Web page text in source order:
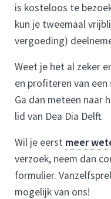
is kosteloos te
kun je tweemaal
vergoeding)
Weet je het al zeker
en profiteren van
Ga dan meteen naar
lid van Dea Dia Delft.
Wil je eerst meer
verzoek, neem dan
formulier.
mogelijk van ons!